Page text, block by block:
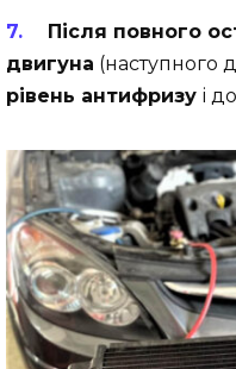
Після повного
двигуна (наступного
рівень антифризу і